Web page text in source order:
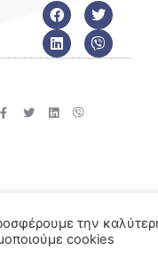
την
cookies